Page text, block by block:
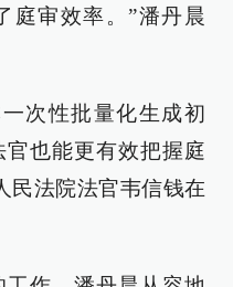
庭审效率。”潘丹晨
次性批量化生成初
也能更有效把握庭
民法院法官韦信钱在